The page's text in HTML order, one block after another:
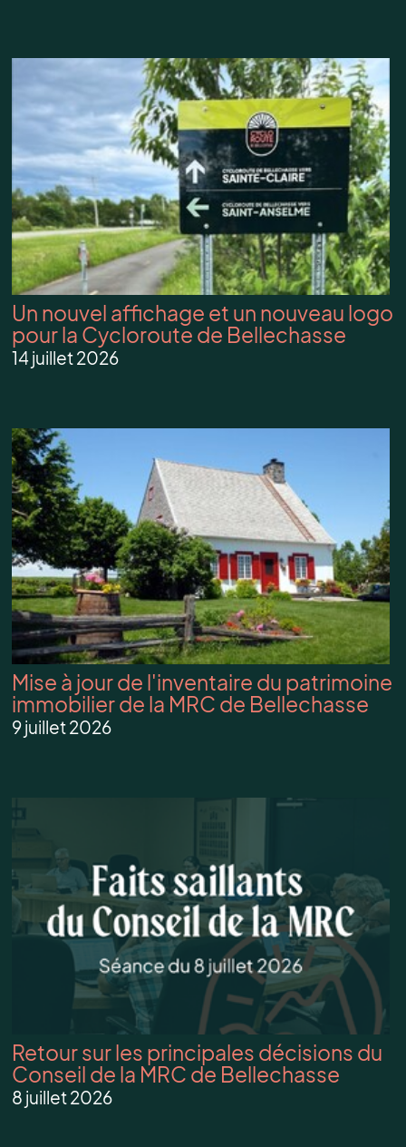
Un nouvel affichage et un nouveau logo
pour la Cycloroute de Bellechasse
14 juillet 2026
Mise à jour de l'inventaire du patrimoine
immobilier de la MRC de Bellechasse
9 juillet 2026
Retour sur les principales décisions du
Conseil de la MRC de Bellechasse
8 juillet 2026